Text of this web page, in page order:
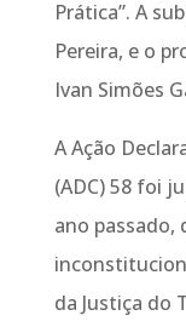
Prática”. A
Pereira, e o
Ivan Simões
A Ação
(ADC) 58 foi
ano passado,
da Justiça do